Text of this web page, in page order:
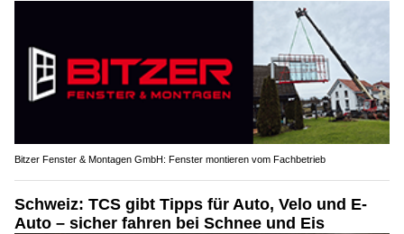
Bitzer Fenster & Montagen GmbH: Fenster montieren vom Fachbetrieb
Schweiz: TCS gibt Tipps für Auto, Velo und E-
Auto – sicher fahren bei Schnee und Eis